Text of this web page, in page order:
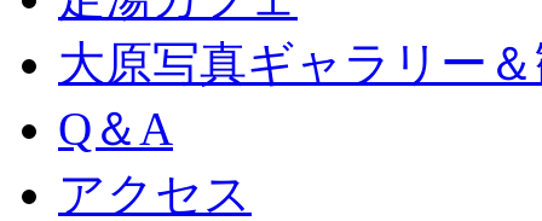
大原写真ギャラリー
Q＆A
アクセス